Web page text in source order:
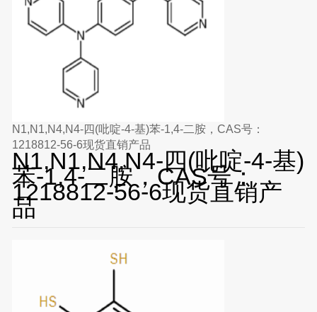
N1,N1,N4,N4-四(吡啶-4-基)苯-1,4-二胺，CAS号：
1218812-56-6现货直销产品
N1,N1,N4,N4-四(吡啶-4-基)
苯-1,4-二胺，CAS号：
1218812-56-6现货直销产
品